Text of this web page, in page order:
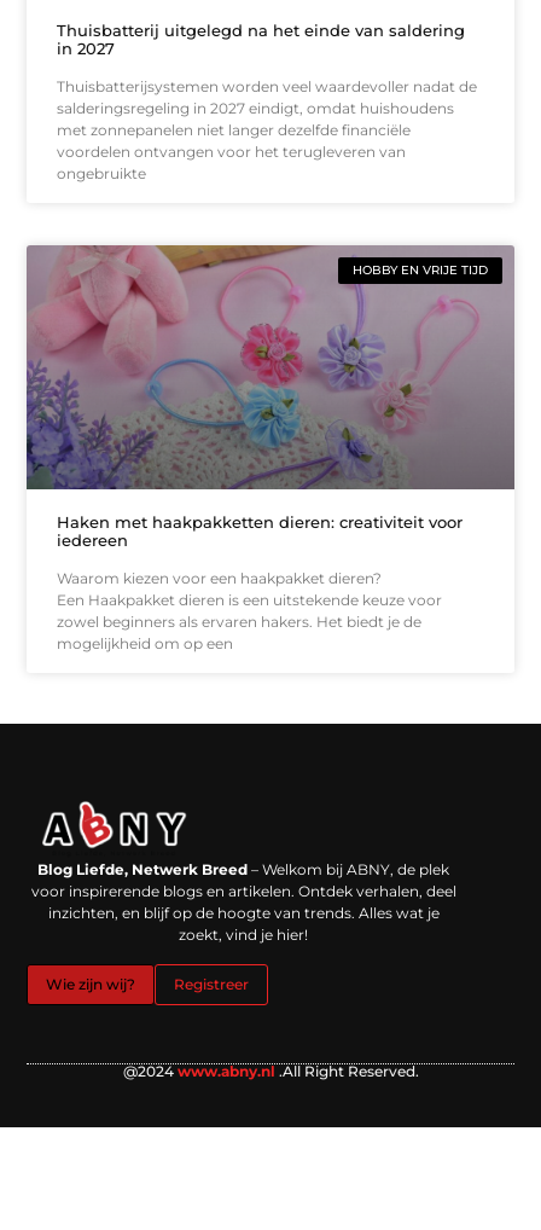
Thuisbatterij uitgelegd na het einde van saldering
in 2027
Thuisbatterijsystemen worden veel waardevoller nadat de
salderingsregeling in 2027 eindigt, omdat huishoudens
met zonnepanelen niet langer dezelfde financiële
voordelen ontvangen voor het terugleveren van
ongebruikte
HOBBY EN VRIJE TIJD
Haken met haakpakketten dieren: creativiteit voor
iedereen
Waarom kiezen voor een haakpakket dieren?
Een Haakpakket dieren is een uitstekende keuze voor
zowel beginners als ervaren hakers. Het biedt je de
mogelijkheid om op een
Blog Liefde, Netwerk Breed – Welkom bij ABNY, de plek
voor inspirerende blogs en artikelen. Ontdek verhalen, deel
inzichten, en blijf op de hoogte van trends. Alles wat je
zoekt, vind je hier!
Wie zijn wij? Registreer
@2024 www.abny.nl .All Right Reserved.